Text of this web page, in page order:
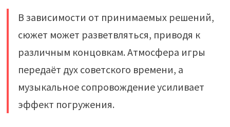
В зависимости от принимаемых решений,
сюжет может разветвляться, приводя к
различным концовкам. Атмосфера игры
передаёт дух советского времени, а
музыкальное сопровождение усиливает
эффект погружения.